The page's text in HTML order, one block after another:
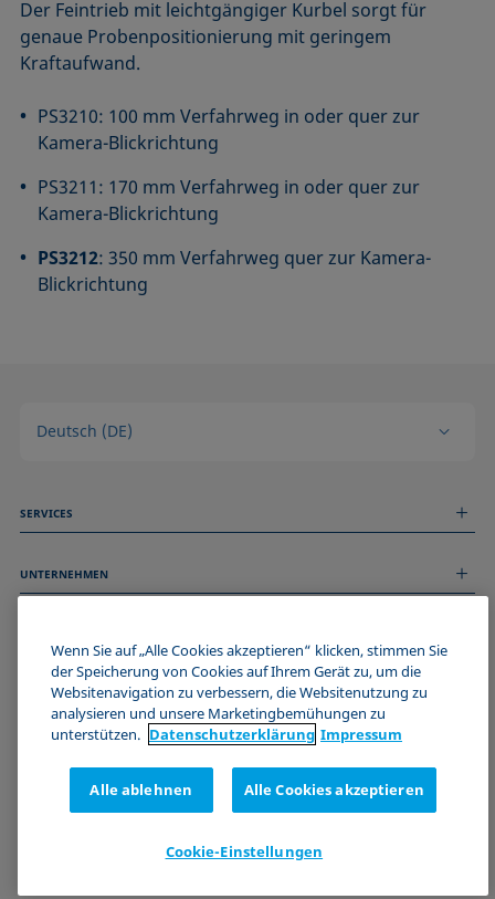
Der Feintrieb mit leichtgängiger Kurbel sorgt für
genaue Probenpositionierung mit geringem
Kraftaufwand.
PS3210: 100 mm Verfahrweg in oder quer zur
Kamera-Blickrichtung
PS3211: 170 mm Verfahrweg in oder quer zur
Kamera-Blickrichtung
PS3212: 350 mm Verfahrweg quer zur Kamera-
Blickrichtung
Deutsch (DE)
SERVICES
Technischer Service
UNTERNEHMEN
Stellenangebote
Events
Impressum
Datenschutzerklärung
Cookie-Richtlinie
Zertifizierungen (ISO 9001)
Newsletter-Anmeldung
WERDE TEIL DER KRÜSS COMMUNITY
Wenn Sie auf „Alle Cookies akzeptieren“ klicken, stimmen Sie
der Speicherung von Cookies auf Ihrem Gerät zu, um die
Websitenavigation zu verbessern, die Websitenutzung zu
analysieren und unsere Marketingbemühungen zu
unterstützen. Datenschutz­erklärung Impressum
Alle ablehnen Alle Cookies akzeptieren
Cookie-Einstellungen